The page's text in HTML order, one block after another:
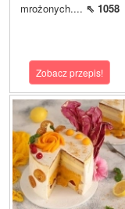
mrożonych.... ⇖ 1058
Zobacz przepis!